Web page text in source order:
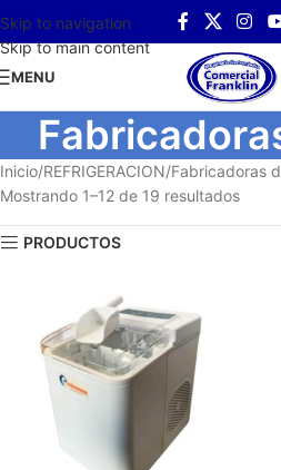
Skip to navigation
Skip to main content
MENU
Inicio REFRIGERACION Fabricadoras
Mostrando 1–12 de 19 resultados
PRODUCTOS